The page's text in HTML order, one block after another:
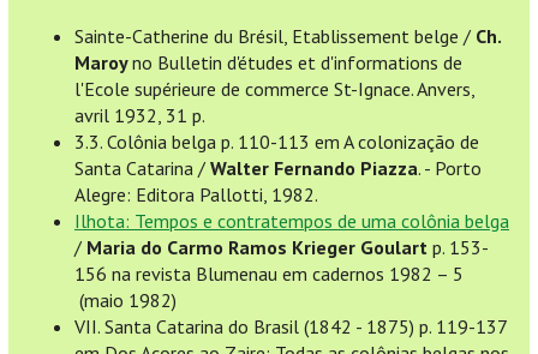
Sainte-Catherine du Brésil, Etablissement belge / Ch.
Maroyno Bulletin d'études et d'informations de
l'Ecole supérieure de commerce St-Ignace. Anvers,
avril 1932, 31 p.
3.3. Colônia belga p. 110-113 em A colonização de
Santa Catarina / Walter Fernando Piazza. - Porto
Alegre: Editora Pallotti, 1982.
Ilhota: Tempos e contratempos de uma colônia belga
/ Maria do Carmo Ramos Krieger Goulart p. 153-
156 na revista Blumenau em cadernos 1982 – 5
(maio 1982)
VII. Santa Catarina do Brasil (1842 - 1875) p. 119-137